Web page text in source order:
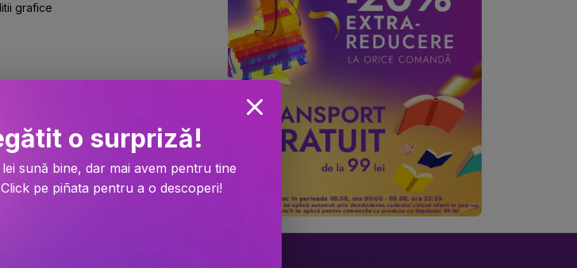
grafice
o surpriză!
sună bine, dar mai avem pentru tine
pe piñata pentru a o descoperi!